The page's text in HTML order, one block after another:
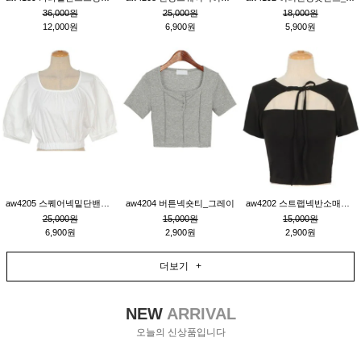
36,000원
12,000원
25,000원
6,900원
18,000원
5,900원
25,000원
6,900원
aw4204 버튼넥숏티_그레이
15,000원
2,900원
15,000원
2,900원
더보기 +
NEWARRIVAL
오늘의 신상품입니다